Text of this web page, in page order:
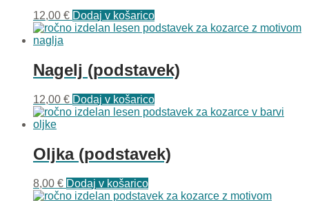
12,00 € Dodaj v košarico
Nagelj (podstavek)
12,00 € Dodaj v košarico
Oljka (podstavek)
8,00 € Dodaj v košarico